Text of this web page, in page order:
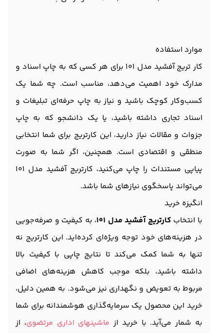
موارد استفاده
کار تریج آفشید مدل 101 برای هر کسی که به چاپ اسناد و
مدارک خود اهمیت می‌دهد، مناسب است. چه شما یک
کسب‌وکار کوچک باشید و نیاز به چاپ حرفه‌ای تبلیغات و
اسناد تجاری داشته باشید، یا یک دانشجو که به چاپ
جزوات و مقالات نیاز دارید، این کارتریج برای شما انتخابی
منطقی و اقتصادی است. همچنین، اگر شما به صورت
پیاپی مستندات را چاپ می‌کنید، کارتریج آفشید مدل 101
می‌تواند پاسخگوی نیازهای شما باشد.
انگیزه خرید
با انتخاب کارتریج آفشید مدل 101
، به کیفیت و صرفه‌جویی
در هزینه‌های خود توجه ویژه‌ای کرده‌اید. این کارتریج نه
تنها به شما کمک می‌کند تا نتایج چاپی با کیفیت بالا
داشته باشید، بلکه موجب کاهش هزینه‌های اضافی
مربوط به تعویض و نگهداری نیز می‌شود. به همین دلیل،
خرید این محصول یک سرمایه‌گذاری هوشمندانه برای شما
به شمار می‌آید. با خرید از ماشینهای اداری مرتضوی، از